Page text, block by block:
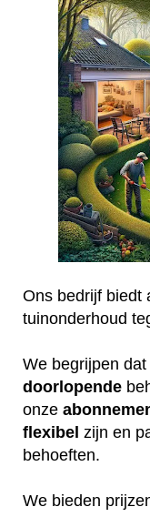
Ons bedrijf biedt
tuinonderhoud
We begrijpen dat
doorlopende
onze
flexibel zijn en
behoeften.
We bieden